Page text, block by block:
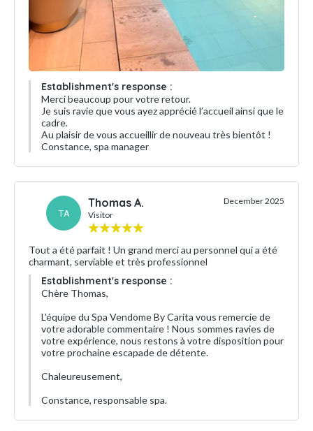
Establishment's response :
Merci beaucoup pour votre retour.
Je suis ravie que vous ayez apprécié l’accueil ainsi que le
cadre.
Au plaisir de vous accueillir de nouveau très bientôt !
Constance, spa manager
TA
Thomas A.
Visitor
December 2025
Tout a été parfait ! Un grand merci au personnel qui a été
charmant, serviable et très professionnel
Establishment's response :
Chère Thomas,
L'équipe du Spa Vendome By Carita vous remercie de
votre adorable commentaire ! Nous sommes ravies de
votre expérience, nous restons à votre disposition pour
votre prochaine escapade de détente.
Chaleureusement,
Constance, responsable spa.